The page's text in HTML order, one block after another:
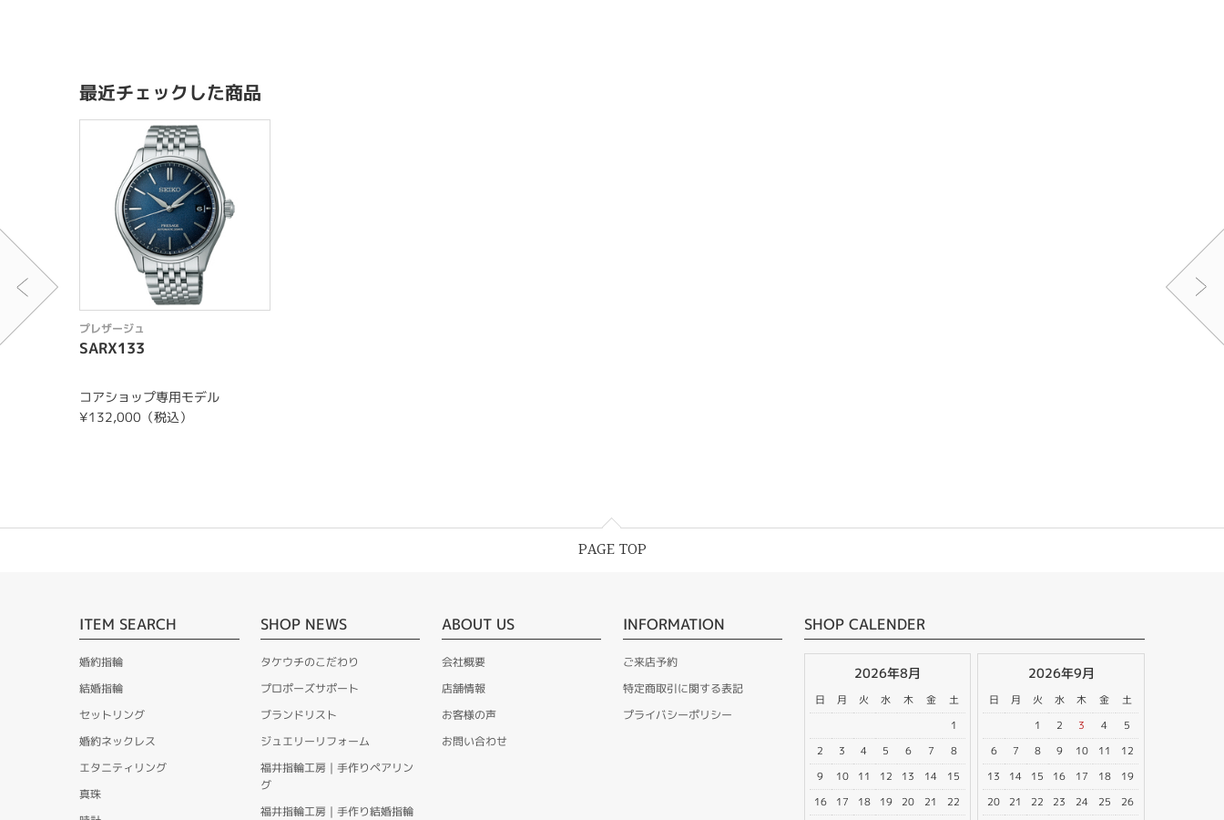
最近チェックした商品
プレザージュ
SARX133
コアショップ専用モデル
¥132,000（税込）
PAGE TOP
ITEM SEARCH
婚約指輪
結婚指輪
セットリング
婚約ネックレス
エタニティリング
真珠
SHOP NEWS
タケウチのこだわり
プロポーズサポート
ブランドリスト
ジュエリーリフォーム
福井指輪工房｜手作りペアリン
グ
福井指輪工房｜手作り結婚指輪
ABOUT US
会社概要
店舗情報
お客様の声
お問い合わせ
INFORMATION
ご来店予約
特定商取引に関する表記
プライバシーポリシー
SHOP CALENDER
2026年8月
日 月 火 水 木 金
土
1
2
3 4 5 6 7
8
9
10 11 12 13 14
15
16
17 18 19 20 21 22
2026年9月
日 月 火 水 木 金
土
1
2 3 4
5
6
7 8 9 10 11
12
13
14 15 16 17 18
19
20
21 22 23 24 25 26